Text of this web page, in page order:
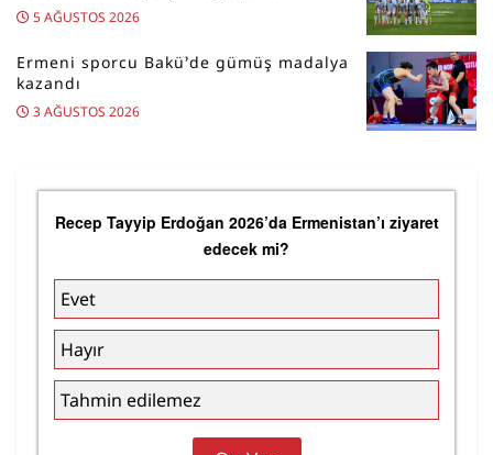
5 AĞUSTOS 2026
Ermeni sporcu Bakü’de gümüş madalya
kazandı
3 AĞUSTOS 2026
Recep Tayyip Erdoğan 2026’da Ermenistan’ı ziyaret
edecek mi?
Evet
Hayır
Tahmin edilemez